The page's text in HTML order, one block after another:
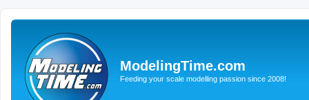
ModelingTime.com
Feeding your scale modelling passion since 2008!